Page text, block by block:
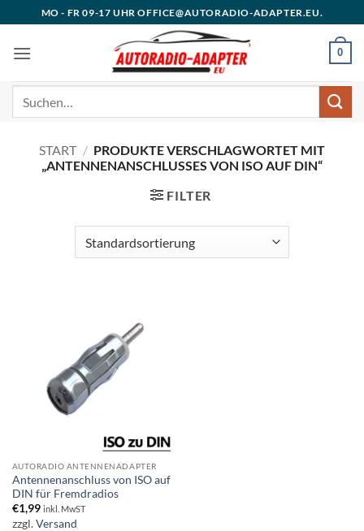
Inhalt
springen
MO - FR 09-17 UHR OFFICE@AUTORADIO-ADAPTER.EU.
0
START / PRODUKTE VERSCHLAGWORTET MIT
„ANTENNENANSCHLUSSES VON ISO AUF DIN“
FILTER
AUTORADIO ANTENNENADAPTER
Antennenanschluss von ISO auf
DIN für Fremdradios
€1,99 inkl. MwST
zzgl.Versand